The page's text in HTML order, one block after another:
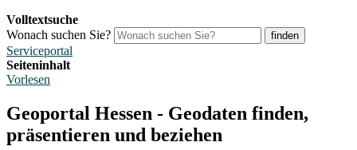
Volltextsuche
Wonach suchen Sie?
finden
Serviceportal
Seiteninhalt
Vorlesen
Geoportal Hessen - Geodaten finden,
präsentieren und beziehen